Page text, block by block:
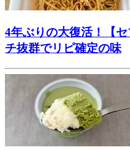
4年ぶりの大復活！【
チ抜群でリピ確定の味